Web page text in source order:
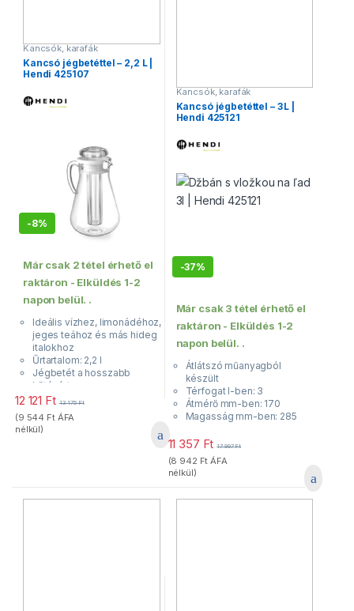
Kancsók, karafák
Kancsó jégbetéttel – 2,2 L |
Hendi 425107
-8%
Már csak 2 tétel érhető el
raktáron - Elküldés 1-2
napon belül. .
Ideális vízhez, limonádéhoz,
jeges teához és más hideg
italokhoz
Űrtartalom: 2,2 l
Jégbetét a hosszabb
hűtésért
Praktikus fedél
12 121 Ft 13 175Ft
(9 544 FtÁFA
nélkül)
Kancsók, karafák
Kancsó jégbetéttel – 3 L |
Hendi 425121
-37%
Már csak 3 tétel érhető el
raktáron - Elküldés 1-2
napon belül. .
Átlátszó műanyagból
készült
Térfogat l-ben: 3
Átmérő mm-ben: 170
Magasság mm-ben: 285
11 357 Ft 17 997Ft
(8 942 Ft ÁFA
nélkül)